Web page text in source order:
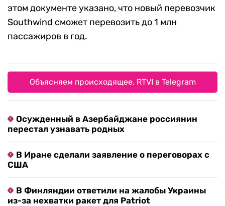
этом документе указано, что новый перевозчик
Southwind сможет перевозить до 1 млн
пассажиров в год.
Объясняем происходящее. RTVI в Telegram
Осужденный в Азербайджане россиянин
перестал узнавать родных
В Иране сделали заявление о переговорах с
США
В Финляндии ответили на жалобы Украины
из-за нехватки ракет для Patriot